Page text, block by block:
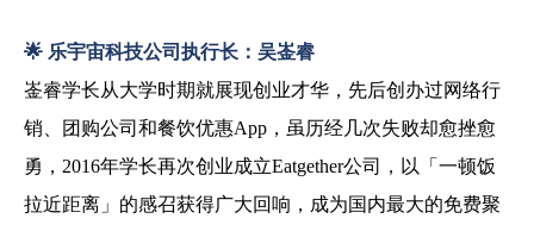
🌟 乐宇宙科技公司执行长：吴崟睿
崟睿学长从大学时期就展现创业才华，先后创办过网络行
销、团购公司和餐饮优惠App ，虽历经几次失败却愈挫愈
勇， 2016年学长再次创业成立Eatgether公司，以「一顿饭
拉近距离」的感召获得广大回响，成为国内最大的免费聚